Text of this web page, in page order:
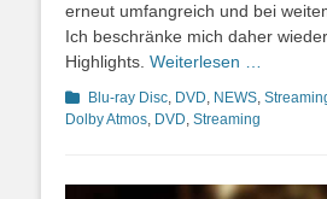
erneut umfangreich und bei
Ich beschränke mich daher
Highlights. Weiterlesen …
Kategorien
Blu-ray Disc, DVD, NEWS,
Dolby Atmos, DVD, Streaming